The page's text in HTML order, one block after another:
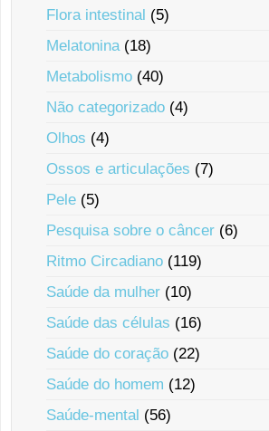
Flora intestinal (5)
Melatonina(18)
Metabolismo (40)
Não categorizado (4)
Olhos (4)
Ossos e articulações (7)
Pele (5)
Pesquisa sobre o câncer (6)
Ritmo Circadiano (119)
Saúde da mulher (10)
Saúde das células (16)
Saúde do coração (22)
Saúde do homem (12)
Saúde-mental (56)